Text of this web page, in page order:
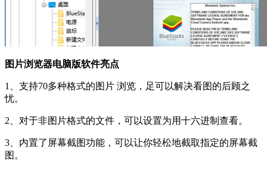
图片浏览器电脑版软件亮点
1、支持70多种格式的图片 浏览，足可以解决看图的后顾之
忧。
2、对于非图片格式的文件，可以设置为用十六进制查看。
3、内置了屏幕截图功能，可以让你轻松地截取指定的屏幕截
图。